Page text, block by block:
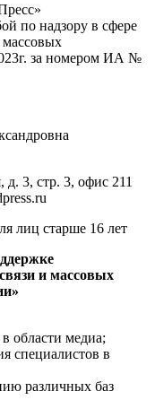
по надзору в сфере
за номером ИА №
д. 3, стр. 3, офис 211
лиц старше 16 лет
и массовых
области медиа;
специалистов в
различных баз